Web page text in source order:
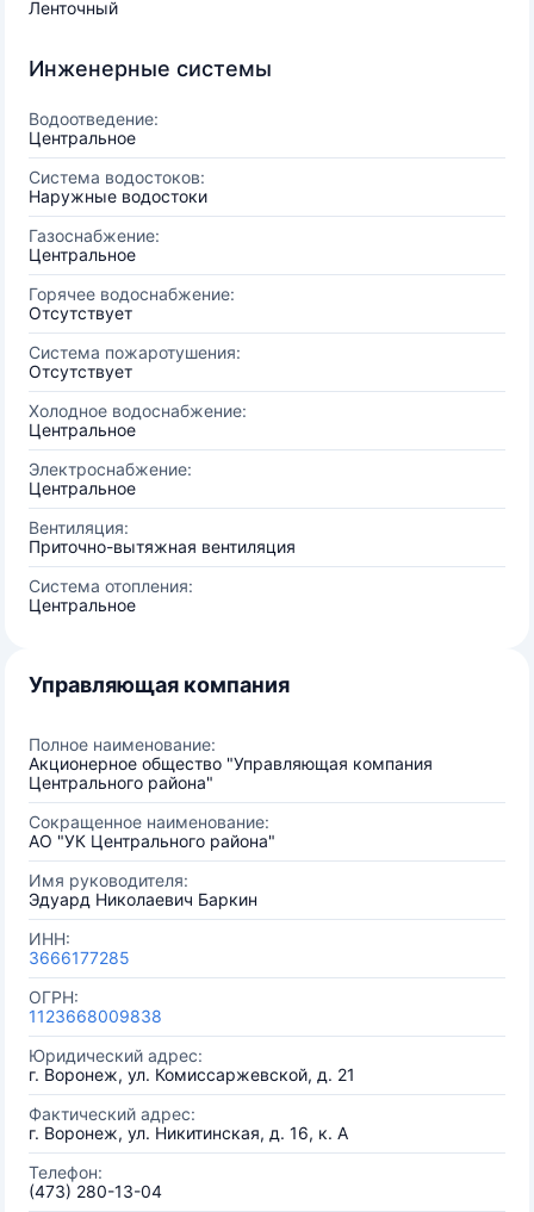
Ленточный
Инженерные системы
Водоотведение:
Центральное
Система водостоков:
Наружные водостоки
Газоснабжение:
Центральное
Горячее водоснабжение:
Отсутствует
Система пожаротушения:
Отсутствует
Холодное водоснабжение:
Центральное
Электроснабжение:
Центральное
Вентиляция:
Приточно-вытяжная вентиляция
Система отопления:
Центральное
Управляющая компания
Полное наименование:
Акционерное общество "Управляющая компания
Центрального района"
Сокращенное наименование:
АО "УК Центрального района"
Имя руководителя:
Эдуард Николаевич Баркин
ИНН:
3666177285
ОГРН:
1123668009838
Юридический адрес:
г. Воронеж, ул. Комиссаржевской, д. 21
Фактический адрес:
г. Воронеж, ул. Никитинская, д. 16, к. А
Телефон:
(473) 280-13-04